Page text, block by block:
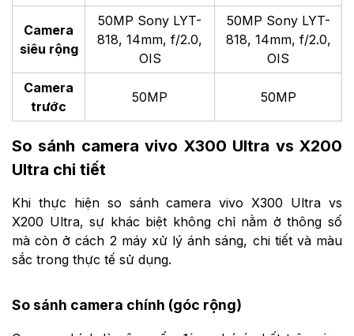
Camera
siêu rộng
50MP Sony LYT-
818, 14mm, f/2.0,
OIS
50MP Sony LYT-
818, 14mm, f/2.0,
OIS
Camera
trước
50MP 50MP
So sánh camera vivo X300 Ultra vs X200
Ultra chi tiết
Khi thực hiện so sánh camera vivo X300 Ultra vs
X200 Ultra, sự khác biệt không chỉ nằm ở thông số
mà còn ở cách 2 máy xử lý ánh sáng, chi tiết và màu
sắc trong thực tế sử dụng.
So sánh camera chính (góc rộng)